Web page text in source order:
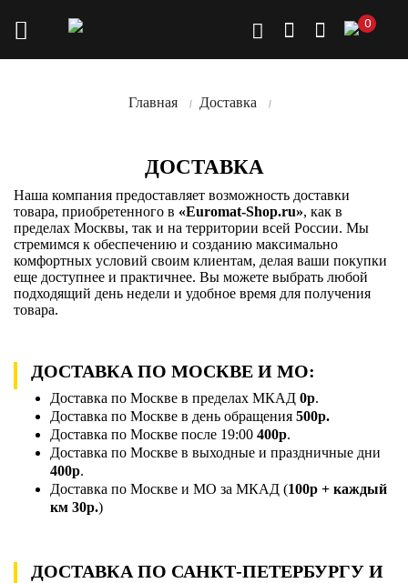
0
Главная Доставка
ДОСТАВКА
Наша компания предоставляет возможность доставки
товара, приобретенного в «Euromat-Shop.ru», как в
пределах Москвы, так и на территории всей России. Мы
стремимся к обеспечению и созданию максимально
комфортных условий своим клиентам, делая ваши покупки
еще доступнее и практичнее. Вы можете выбрать любой
подходящий день недели и удобное время для получения
товара.
ДОСТАВКА ПО МОСКВЕ И МО:
Доставка по Москве в пределах МКАД 0р.
Доставка по Москве в день обращения 500р.
Доставка по Москве после 19:00 400р.
Доставка по Москве в выходные и праздничные дни
400р.
Доставка по Москве и МО за МКАД (100р + каждый
км 30р.)
ДОСТАВКА ПО САНКТ-ПЕТЕРБУРГУ И